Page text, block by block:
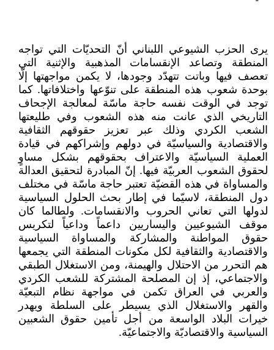
يرى الحزب الشيوعي اللبناني أنّ التحديّات التي تواجه
المنطقة وتصاعد الإنقسامات المذهبية والإثنية التي
تعصف فيها وباتت تتهدّد وجودها، لا يكمن مواجهتها إلّا
بوحدة شعوب هذه المنطقة على تنوّعها واختلافاتها. كما
توجد في الوقت نفسه حاجة ماسّة لمعالجة الإجحاف
التاريخي الذي عانت منه هذه الشعوب وفي طليعتها
الشعب الكردي وذلك عبر تعزيز حقوقهم الثقافية
والاقتصادية والسياسيّة في دولهم وإشراكهم في قيادة
العملية السياسيّة والاعتراف بحقوقهم بشكل مساوٍ
لحقوق الشعوب العربيّة فيها. إنّ المبادرة لتحقيق العدالة
والمساواة في هذه القضيّة تعتبر حاجة ماسّة في مختلف
دول المنطقة، لاسيّما في إطار بحث الحلول السياسية
لدولها التي تعاني الحروب والانقسامات. ولطالما كان
موقف الشيوعيين واليساريين داعماً وداعياً لتكريس
حقوق المواطنة والمشاركة والمساواة السياسية
والاقتصادية والثقافية لكل مكونات المنطقة التي يجمعها
هم التحرر من الاحتلال والهيمنة، ومن الاستغلال الطبقي
والاجتماعي، إذ إن المصلحة المشتركة للشعب الكردي
والعربي في العراق تكمن في مواجهة نظام التبعيّة
والقهر والاستغلال الذي يسيطر على السلطة ويهدر
خيرات البلاد الواسعة من أجل تأمين حقوق الشعبين
السياسية والاقتصاديّة والاجتماعيّة.